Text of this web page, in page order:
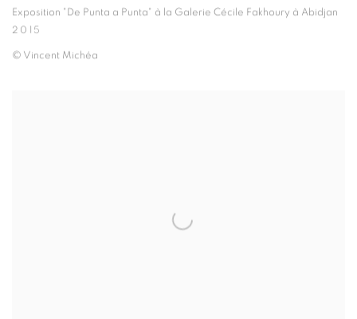
Exposition "De Punta a Punta" à la Galerie Cécile Fakhoury à Abidjan
2015
© Vincent Michéa